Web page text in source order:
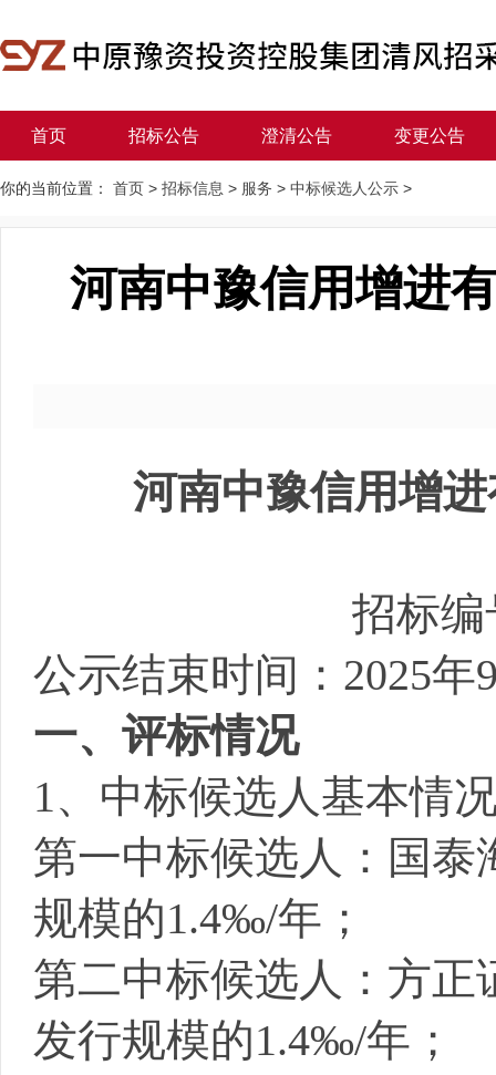
首页 招标公告 澄清公告 变更公告
你的当前位置： 首页 > 招标信息 > 服务 > 中标候选人公示 >
河南中豫信用增进
河南中豫信用增
招标编
公示结束时间： 2025年
一、评标情况
1、中标候选人基本情
第一中标候选人：国
规模的1.4‰/年；
第二中标候选人：方
发行规模的1.4‰/年；